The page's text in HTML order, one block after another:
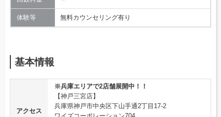
体験等 無料カウンセリング有り
基本情報
アクセス
※兵庫エリアで2店舗展開中！！
【神戸三宮店】
兵庫県神戸市中央区下山手通2丁目17-2